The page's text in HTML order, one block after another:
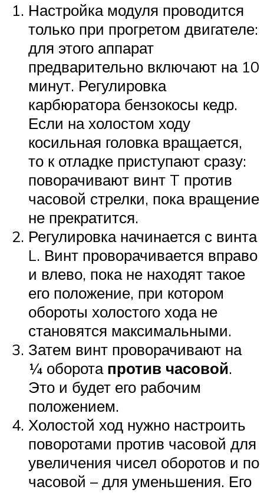
Настройка модуля проводится
только при прогретом двигателе:
для этого аппарат
предварительно включают на 10
минут. Регулировка
карбюратора бензокосы кедр.
Если на холостом ходу
косильная головка вращается,
то к отладке приступают сразу:
поворачивают винт T против
часовой стрелки, пока вращение
не прекратится.
Регулировка начинается с винта
L. Винт проворачивается вправо
и влево, пока не находят такое
его положение, при котором
обороты холостого хода не
становятся максимальными.
Затем винт проворачивают на
¼ оборота против часовой.
Это и будет его рабочим
положением.
Холостой ход нужно настроить
поворотами против часовой для
увеличения чисел оборотов и по
часовой – для уменьшения. Его